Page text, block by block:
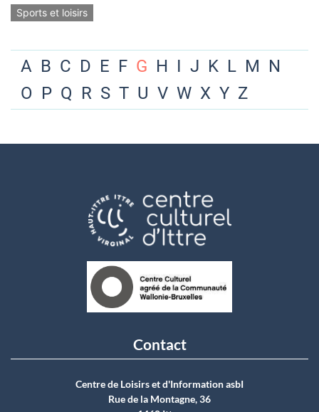
Sports et loisirs
A B C D E F G H I J K L M N
O P Q R S T U V W X Y Z
Contact
Centre de Loisirs et d'Information asbI
Rue de la Montagne, 36